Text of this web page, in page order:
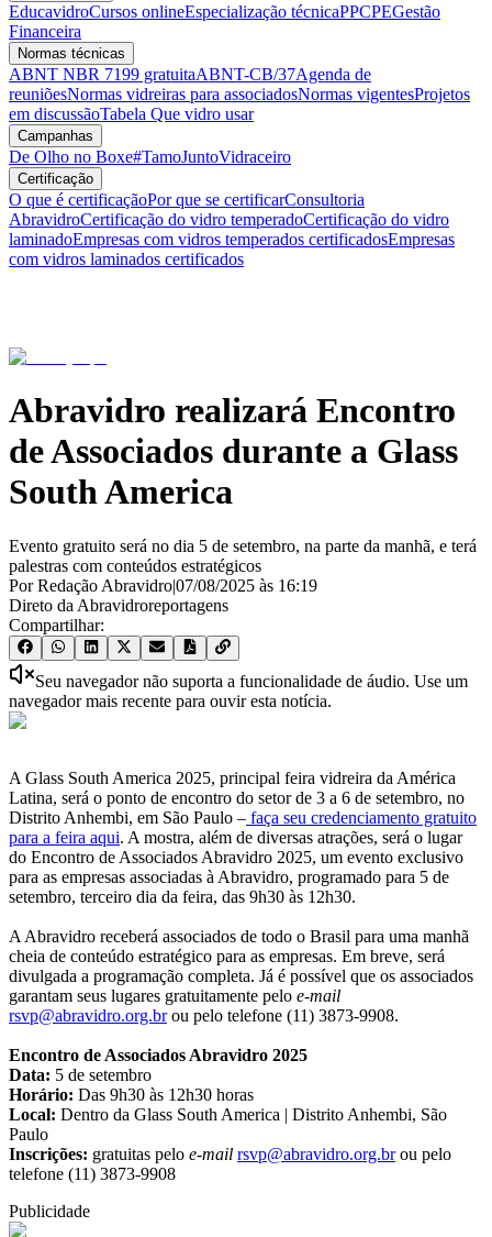
EducavidroCursos onlineEspecialização técnicaPPCPEGestão
Financeira
Normas técnicas
ABNT NBR 7199 gratuitaABNT-CB/37Agenda de
reuniõesNormas vidreiras para associadosNormas vigentesProjetos
em discussãoTabela Que vidro usar
Campanhas
De Olho no Boxe#TamoJuntoVidraceiro
Certificação
O que é certificaçãoPor que se certificarConsultoria
AbravidroCertificação do vidro temperadoCertificação do vidro
laminadoEmpresas com vidros temperados certificadosEmpresas
com vidros laminados certificados
Abravidro realizará Encontro
de Associados durante a Glass
South America
Evento gratuito será no dia 5 de setembro, na parte da manhã, e terá
palestras com conteúdos estratégicos
Por Redação Abravidro|07/08/2025 às 16:19
Direto da Abravidroreportagens
Compartilhar:
Seu navegador não suporta a funcionalidade de áudio. Use um
navegador mais recente para ouvir esta notícia.
A Glass South America 2025, principal feira vidreira da América
Latina, será o ponto de encontro do setor de 3 a 6 de setembro, no
Distrito Anhembi, em São Paulo – faça seu credenciamento gratuito
para a feira aqui. A mostra, além de diversas atrações, será o lugar
do Encontro de Associados Abravidro 2025, um evento exclusivo
para as empresas associadas à Abravidro, programado para 5 de
setembro, terceiro dia da feira, das 9h30 às 12h30.
A Abravidro receberá associados de todo o Brasil para uma manhã
cheia de conteúdo estratégico para as empresas. Em breve, será
divulgada a programação completa. Já é possível que os associados
garantam seus lugares gratuitamente pelo e-mail
rsvp@abravidro.org.brou pelo telefone (11) 3873-9908.
Encontro de Associados Abravidro 2025
Data: 5 de setembro
Horário: Das 9h30 às 12h30 horas
Local: Dentro da Glass South America | Distrito Anhembi, São
Paulo
Inscrições: gratuitas pelo e-mail rsvp@abravidro.org.brou pelo
telefone (11) 3873-9908
Publicidade